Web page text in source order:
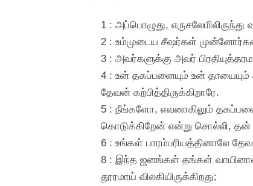
1 : அப்பொழுது,
2 : உம்முடைய சீஷர்கள்
3 : அவர்களுக்கு அவர்
4 : உன் தகப்பனையும் உன்
தேவன் கற்பித்திருக்கிறாரே.
5 : நீங்களோ, எவனாகிலும்
கொடுக்கிறேன் என்று சொல்லி,
6 : உங்கள் பாரம்பரியத்தினாலே
8 : இந்த ஜனங்கள் தங்கள்
தூரமாய் விலகியிருக்கிறது;